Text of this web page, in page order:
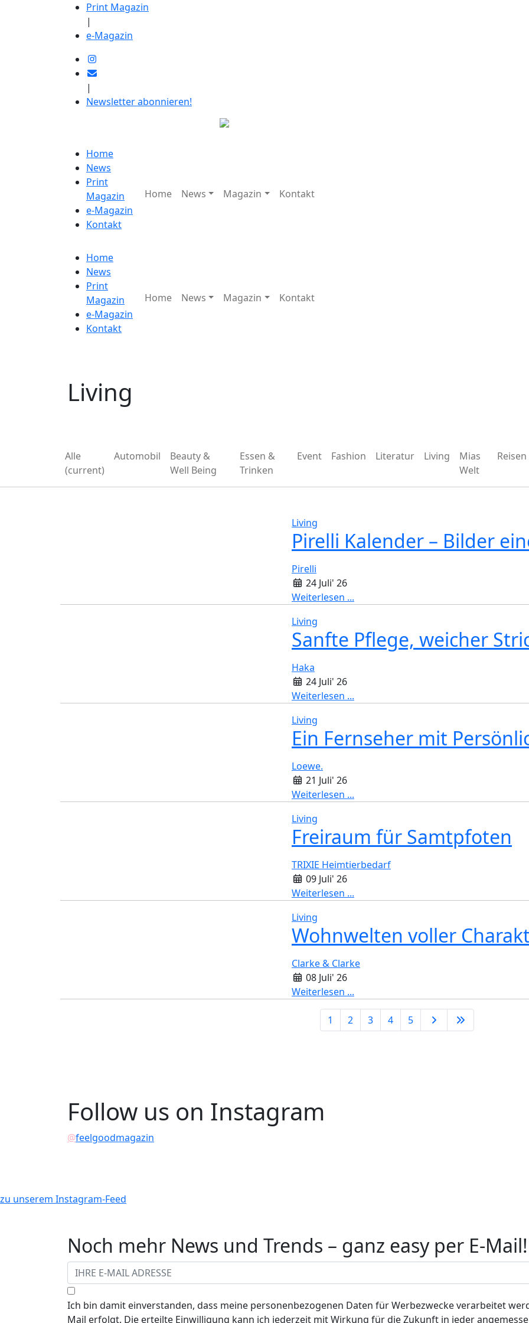
Print Magazin
|
e-Magazin
|
Newsletter abonnieren!
Home
News
Print
Magazin
e-Magazin
Kontakt
Home News Magazin Kontakt
Home
News
Print
Magazin
e-Magazin
Kontakt
Home News Magazin Kontakt
Living
Alle
(current)
Automobil
Beauty &
Well Being
Essen &
Trinken
Event Fashion Literatur Living
Mias
Welt
Reisen
Living
Pirelli Kalender – Bilder
Pirelli
24 Juli' 26
Weiterlesen ...
Living
Sanfte Pflege, weicher
Haka
24 Juli' 26
Weiterlesen ...
Living
Ein Fernseher mit
Loewe.
21 Juli' 26
Weiterlesen ...
Living
Freiraum für Samtpfoten
TRIXIE Heimtierbedarf
09 Juli' 26
Weiterlesen ...
Living
Wohnwelten voller
Clarke & Clarke
08 Juli' 26
Weiterlesen ...
1 2 3 4 5
Follow us on Instagram
@feelgoodmagazin
zu unserem Instagram-Feed
Noch mehr News und Trends – ganz easy per E-Mail!
Ich bin damit einverstanden, dass meine personenbezogenen Daten für Werbezwecke verarbeitet
Mail erfolgt. Die erteilte Einwilligung kann ich jederzeit mit Wirkung für die Zukunft in jeder